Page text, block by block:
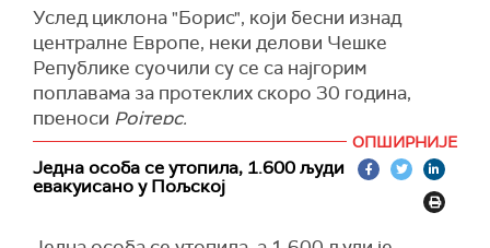
мађарске престонице Гергељ Карачоњ.
тамо изузетно драматична, да је евакуисано
1.100 кућа и да их је "сваким часом све више",
преноси портал Пулс 24.
У Доњој Аустрији распоређено је око 1.160
ватрогасних бригада и 20.000 ватрогасаца,
рекао је на конференцији за новинаре
командант државне ватрогасне бригаде Доње
Услед циклона "Борис", који бесни изнад
централне Европе, неки делови Чешке
Републике суочили су се са најгорим
поплавама за протеклих скоро 30 година,
преноси Ројтерс.
У Чешкој Републици четвртина милиона
домова остала је без струје услед снажних
ветрова и кише. Чешка полиција је саопштила
ОПШИРНИЈЕ
Једна особа се утопила, 1.600 људи
евакуисано у Пољској